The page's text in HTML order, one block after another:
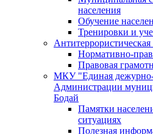
населения
Обучение
Тренировки и
Нормативно-
Правовая
МКУ "Единая дежурно-
Администрации
Бодай
Памятки
ситуациях
Полезная